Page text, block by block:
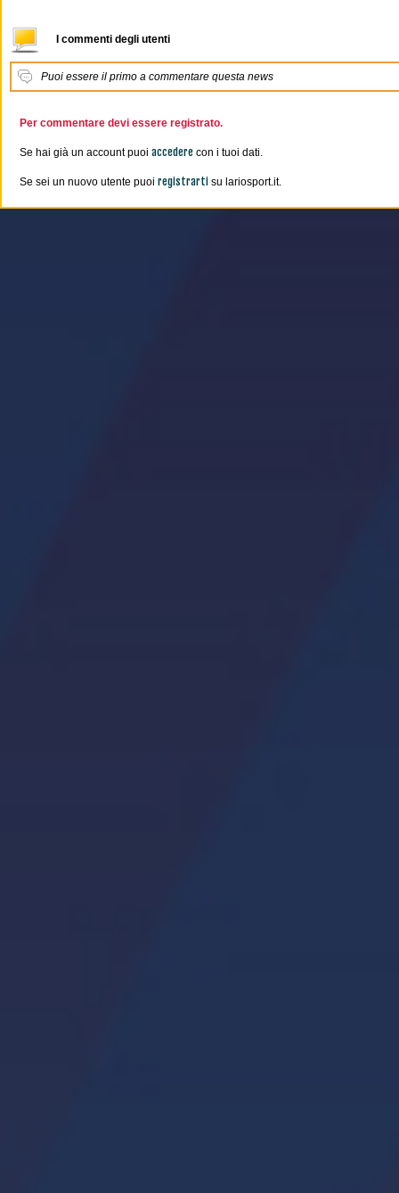
I commenti degli utenti
Puoi essere il primo a commentare questa news
Per commentare devi essere registrato.
Se hai già un account puoi accedere con i tuoi dati.
Se sei un nuovo utente puoi registrarti su lariosport.it.